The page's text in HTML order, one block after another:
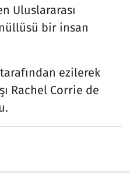
Uluslararası
bir insan
ezilerek
Rachel Corrie de